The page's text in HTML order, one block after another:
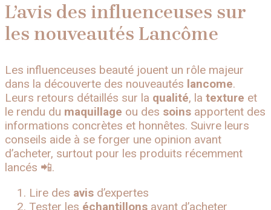
L’avis des influenceuses sur
les nouveautés Lancôme
Les influenceuses beauté jouent un rôle majeur
dans la découverte des nouveautés lancome.
Leurs retours détaillés sur la qualité, la texture et
le rendu du maquillage ou des soins apportent des
informations concrètes et honnêtes. Suivre leurs
conseils aide à se forger une opinion avant
d’acheter, surtout pour les produits récemment
lancés 📲.
Lire des avis d’expertes
Tester les échantillons avant d’acheter